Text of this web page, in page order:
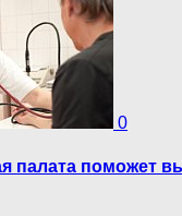
0
палата поможет